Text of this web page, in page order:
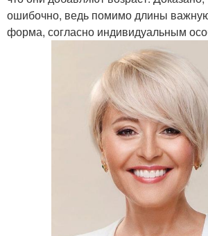
ошибочно, ведь помимо длины важную
форма, согласно индивидуальным